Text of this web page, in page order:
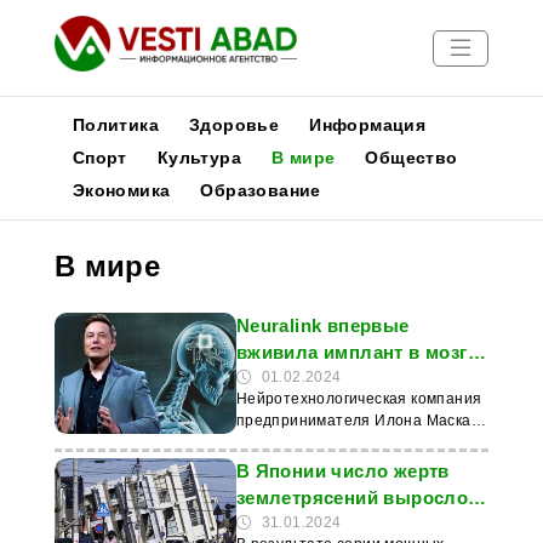
Новости
Медиа
Афиша
Политика Здоровье
Информация
Спорт
Культура В мире
Общество
Экономика
Образование
В мире
Neuralink впервые
вживила имплант в мозг
человека
01.02.2024
Нейротехнологическая компания
предпринимателя Илона Маска
имплант в мозг человека. Об этом
человек получил имплант
Neuralink 28 января,
В Японии число жертв
землетрясений выросло
до 238
31.01.2024